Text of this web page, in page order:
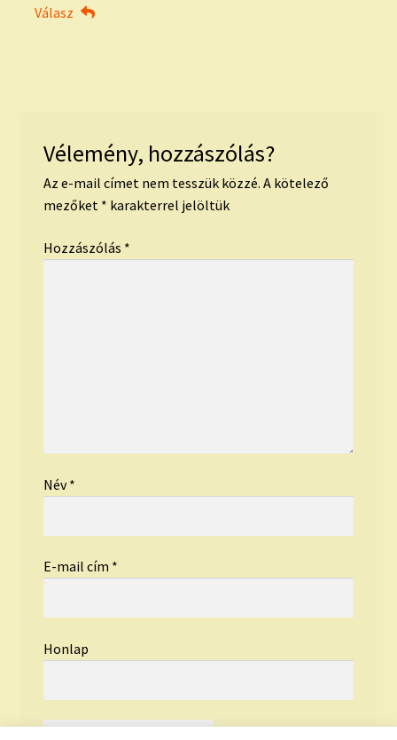
Válasz
Vélemény, hozzászólás?
Az e-mail címet nem tesszük közzé. A kötelező
mezőket * karakterrel jelöltük
Hozzászólás *
Név*
E-mail cím *
Honlap